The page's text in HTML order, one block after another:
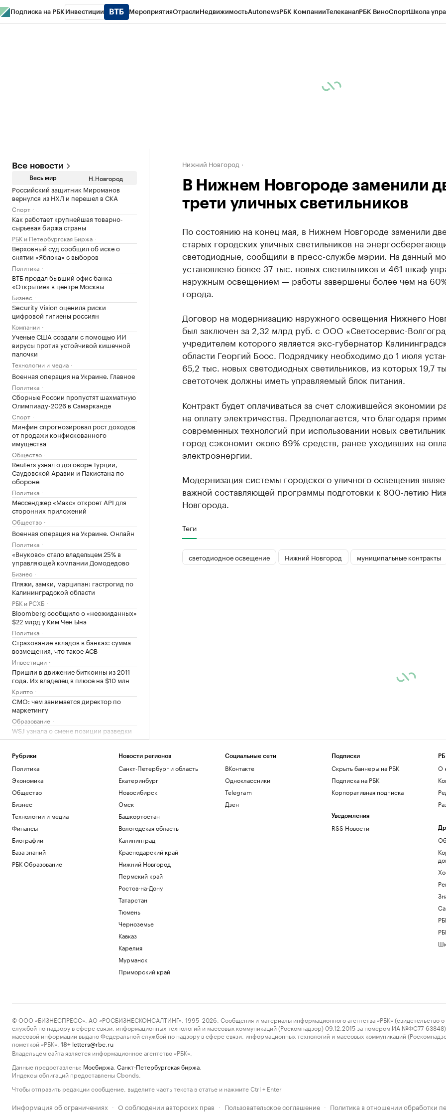
Подписка на РБК Инвестиции МероприятияОтраслиНедвижимостьAutonewsРБК КомпанииТелеканалРБК ВиноСпортШкола
Все новости
Весь мир Н.Новгород
Российский защитник Мироманов
вернулся из НХЛ и перешел в СКА
Спорт
Как работает крупнейшая товарно-
сырьевая биржа страны
РБК и Петербургская Биржа
Верховный суд сообщил об иске о
снятии «Яблока» с выборов
Политика
ВТБ продал бывший офис банка
«Открытие» в центре Москвы
Бизнес
Security Vision оценила риски
цифровой гигиены россиян
Компании
Ученые США создали с помощью ИИ
вирусы против устойчивой кишечной
палочки
Технологии и медиа
Военная операция на Украине. Главное
Политика
Сборные России пропустят шахматную
Олимпиаду-2026 в Самарканде
Спорт
Минфин спрогнозировал рост доходов
от продажи конфискованного
имущества
Общество
Reuters узнал о договоре Турции,
Саудовской Аравии и Пакистана по
обороне
Политика
Мессенджер «Макс» откроет API для
сторонних приложений
Общество
Военная операция на Украине. Онлайн
Политика
«Внуково» стало владельцем 25% в
управляющей компании Домодедово
Бизнес
Пляжи, замки, марципан: гастрогид по
Калининградской области
РБК и РСХБ
Bloomberg сообщило о «неожиданных»
$22 млрд у Ким Чен Ына
Политика
Страхование вкладов в банках: сумма
возмещения, что такое АСВ
Инвестиции
Пришли в движение биткоины из 2011
года. Их владелец в плюсе на $10 млн
Крипто
CMO: чем занимается директор по
маркетингу
Образование
WSJ узнала о смене позиции разведки
США о «нападении» России на НАТО
Телеканалы объявили цены на
агитацию. Как партии будут строить
кампании
Нижний Новгород
В Нижнем Новгороде заменили
трети уличных светильников
По состоянию на конец мая, в Нижнем Новгороде заменили
старых городских уличных светильников на
светодиодные, сообщили в пресс-службе мэрии. На данный
установлено более 37 тыс. новых светильников и 461 шкаф
наружным освещением — работы завершены более чем на
города.
Договор на модернизацию наружного освещения Нижнего
был заключен за 2,32 млрд руб. с ООО «Светосервис-
учредителем которого является экс-губернатор
области Георгий Боос. Подрядчику необходимо до 1 июля
65,2 тыс. новых светодиодных светильников, из которых 19,7
светоточек должны иметь управляемый блок питания.
Контракт будет оплачиваться за счет сложившейся экономии
на оплату электричества. Предполагается, что благодаря
современных технологий при использовании новых
город сэкономит около 69% средств, ранее уходивших на
электроэнергии.
Модернизация системы городского уличного освещения
важной составляющей программы подготовки к 800-летию
Новгорода.
Теги
светодиодное освещение Нижний Новгород муниципальные контракты
Рубрики
Политика
Экономика
Общество
Бизнес
Технологии и медиа
Финансы
Биографии
База знаний
РБК Образование
Новости регионов
Санкт-Петербург и область
Екатеринбург
Новосибирск
Омск
Башкортостан
Вологодская область
Калининград
Краснодарский край
Нижний Новгород
Пермский край
Ростов-на-Дону
Татарстан
Тюмень
Черноземье
Кавказ
Карелия
Мурманск
Приморский край
Социальные сети
ВКонтакте
Одноклассники
Telegram
Дзен
Подписки
Скрыть баннеры на РБК
Подписка на РБК
Корпоративная подписка
Уведомления
RSS Новости
О
© ООО «БИЗНЕСПРЕСС», АО «РОСБИЗНЕСКОНСАЛТИНГ», 1995–2026. Сообщения и материалы информационного агентства «РБК» (свидетельство о
службой по надзору в сфере связи, информационных технологий и массовых коммуникаций (Роскомнадзор) 09.12.2015 за номером ИА №ФС77-63848)
массовой информации выдано Федеральной службой по надзору в сфере связи, информационных технологий и массовых коммуникаций
пометкой «РБК».
18+ letters@rbc.ru
Владельцем сайта является информационное агентство «РБК».
Данные предоставлены: Мосбиржа Санкт-Петербургская биржа
Индексы облигаций предоставлены Cbonds.
Чтобы отправить редакции сообщение, выделите часть текста в статье и нажмите Ctrl + Enter
Информация об ограничениях · О соблюдении авторских прав · Пользовательское соглашение · Политика в отношении обработки